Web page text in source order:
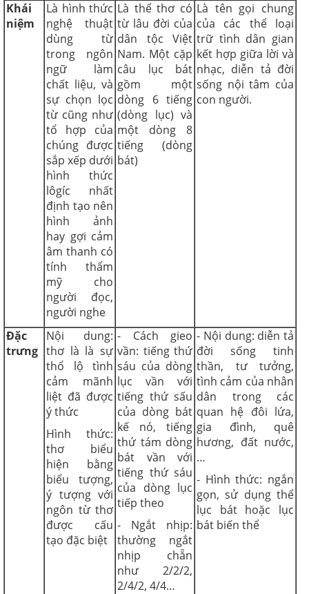
Khái
niệm
Là hình thức
nghệ thuật
dùng từ
trong ngôn
ngữ làm
chất liệu, và
sự chọn lọc
từ cũng như
tổ hợp của
chúng được
sắp xếp dưới
hình thức
lôgíc nhất
định tạo nên
hình ảnh
hay gợi cảm
âm thanh có
tính thẩm
mỹ cho
người đọc,
người nghe
Là thể thơ có
từ lâu đời của
dân tộc Việt
Nam. Một cặp
câu lục bát
gồm một
dòng 6 tiếng
(dòng lục) và
một dòng 8
tiếng (dòng
bát)
Là tên gọi chung
của các thể loại
trữ tình dân gian
kết hợp giữa lời và
nhạc, diễn tả đời
sống nội tâm của
con người.
Đặc
trưng
Nội dung:
thơ là là sự
thổ lộ tình
cảm mãnh
liệt đã được
ý thức
Hình thức:
thơ biểu
hiện bằng
biểu tượng,
ý tượng với
ngôn từ thơ
được cấu
tạo đặc biệt
- Cách gieo
vần: tiếng thứ
sáu của dòng
lục vần với
tiếng thứ sấu
của dòng bát
kế nó, tiếng
thứ tám dòng
bát vần với
tiếng thứ sáu
của dòng lục
tiếp theo
- Ngắt nhịp:
thường ngắt
nhịp chẵn
như 2/2/2,
2/4/2, 4/4…
- Nội dung: diễn tả
đời sống tinh
thần, tư tưởng,
tình cảm của nhân
dân trong các
quan hệ đôi lứa,
gia đình, quê
hương, đất nước,
…
- Hình thức: ngắn
gọn, sử dụng thể
lục bát hoặc lục
bát biến thể